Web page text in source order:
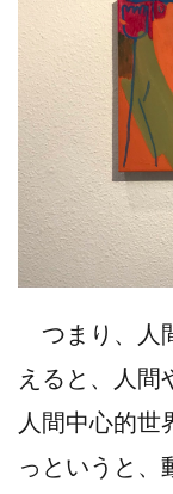
つまり、人
えると、人間
人間中心的世
っというと、